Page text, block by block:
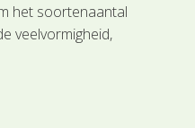
het soortenaantal
veelvormigheid,
tot veerdelig